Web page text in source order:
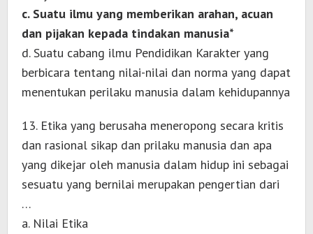
c. Suatu ilmu yang memberikan arahan, acuan
dan pijakan kepada tindakan manusia*
d. Suatu cabang ilmu Pendidikan Karakter yang
berbicara tentang nilai-nilai dan norma yang dapat
menentukan perilaku manusia dalam kehidupannya
13. Etika yang berusaha meneropong secara kritis
dan rasional sikap dan prilaku manusia dan apa
yang dikejar oleh manusia dalam hidup ini sebagai
sesuatu yang bernilai merupakan pengertian dari
…
a. Nilai Etika